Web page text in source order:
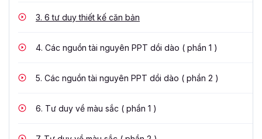
3. 6 tư duy thiết kế căn bản
4. Các nguồn tài nguyên PPT dồi dào ( phần 1 )
5. Các nguồn tài nguyên PPT dồi dào ( phần 2 )
6. Tư duy về màu sắc ( phần 1 )